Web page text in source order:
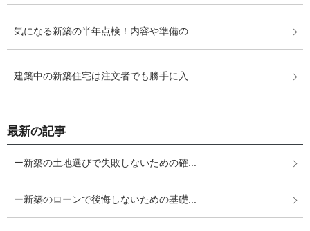
気になる新築の半年点検！内容や準備の...
建築中の新築住宅は注文者でも勝手に入...
最新の記事
ー新築の土地選びで失敗しないための確...
ー新築のローンで後悔しないための基礎...